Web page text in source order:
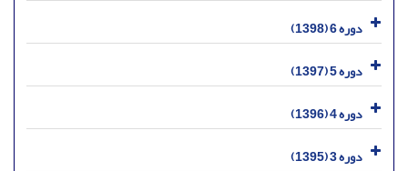
دوره 6 (1398)
دوره 5 (1397)
دوره 4 (1396)
دوره 3 (1395)